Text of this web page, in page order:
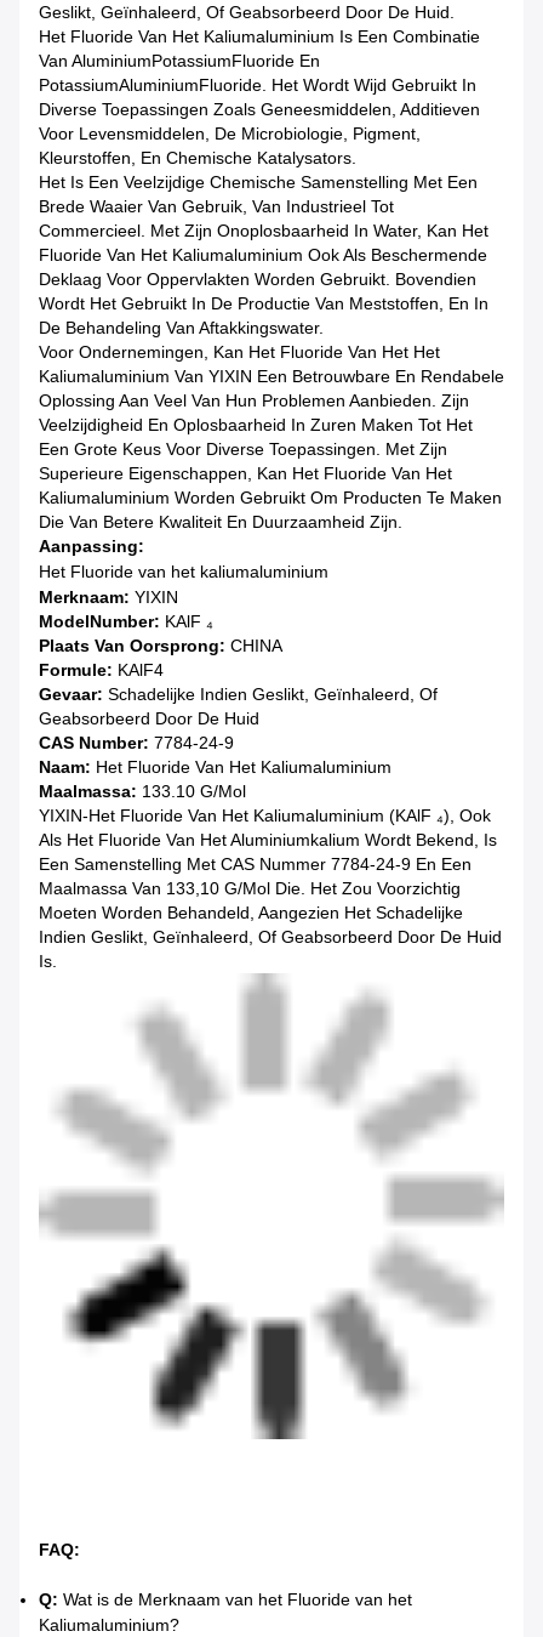
Geslikt, Geïnhaleerd, Of Geabsorbeerd Door De Huid.
Het Fluoride Van Het Kaliumaluminium Is Een Combinatie
Van AluminiumPotassiumFluoride En
PotassiumAluminiumFluoride. Het Wordt Wijd Gebruikt In
Diverse Toepassingen Zoals Geneesmiddelen, Additieven
Voor Levensmiddelen, De Microbiologie, Pigment,
Kleurstoffen, En Chemische Katalysators.
Het Is Een Veelzijdige Chemische Samenstelling Met Een
Brede Waaier Van Gebruik, Van Industrieel Tot
Commercieel. Met Zijn Onoplosbaarheid In Water, Kan Het
Fluoride Van Het Kaliumaluminium Ook Als Beschermende
Deklaag Voor Oppervlakten Worden Gebruikt. Bovendien
Wordt Het Gebruikt In De Productie Van Meststoffen, En In
De Behandeling Van Aftakkingswater.
Voor Ondernemingen, Kan Het Fluoride Van Het Het
Kaliumaluminium Van YIXIN Een Betrouwbare En Rendabele
Oplossing Aan Veel Van Hun Problemen Aanbieden. Zijn
Veelzijdigheid En Oplosbaarheid In Zuren Maken Tot Het
Een Grote Keus Voor Diverse Toepassingen. Met Zijn
Superieure Eigenschappen, Kan Het Fluoride Van Het
Kaliumaluminium Worden Gebruikt Om Producten Te Maken
Die Van Betere Kwaliteit En Duurzaamheid Zijn.
Aanpassing:
Het Fluoride van het kaliumaluminium
Merknaam: YIXIN
ModelNumber: KAlF ₄
Plaats Van Oorsprong: CHINA
Formule: KAlF4
Gevaar: Schadelijke Indien Geslikt, Geïnhaleerd, Of
Geabsorbeerd Door De Huid
CAS Number: 7784-24-9
Naam: Het Fluoride Van Het Kaliumaluminium
Maalmassa: 133.10 G/mol
YIXIN-Het Fluoride Van Het Kaliumaluminium (KAlF ₄), Ook
Als Het Fluoride Van Het Aluminiumkalium Wordt Bekend, Is
Een Samenstelling Met CAS Nummer 7784-24-9 En Een
Maalmassa Van 133,10 G/mol Die. Het Zou Voorzichtig
Moeten Worden Behandeld, Aangezien Het Schadelijke
Indien Geslikt, Geïnhaleerd, Of Geabsorbeerd Door De Huid
Is.
FAQ:
Q: Wat is de Merknaam van het Fluoride van het
Kaliumaluminium?